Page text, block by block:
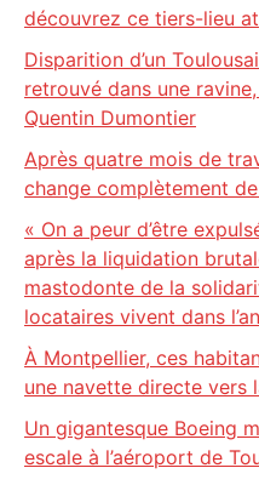
découvrez ce tiers-lieu
Disparition d’un
retrouvé dans une
Quentin Dumontier
Après quatre mois de
change complètement
« On a peur d’être
après la liquidation
mastodonte de la
locataires vivent dans
À Montpellier, ces
une navette directe vers
Un gigantesque Boeing
escale à l’aéroport de